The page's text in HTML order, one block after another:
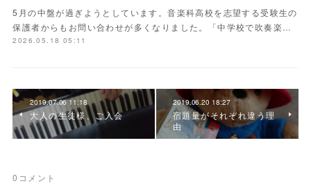
5月の中盤が過ぎようとしています。音楽科高校を志望する受験生の
保護者からもお問い合わせが多くなりました。「中学校で吹奏楽…
2026.05.18 05:11
2019.07.06 11:18
大人の生徒様、ご入会
2019.06.20 18:27
宿題量がそれぞれ違う理
由
0 コメント